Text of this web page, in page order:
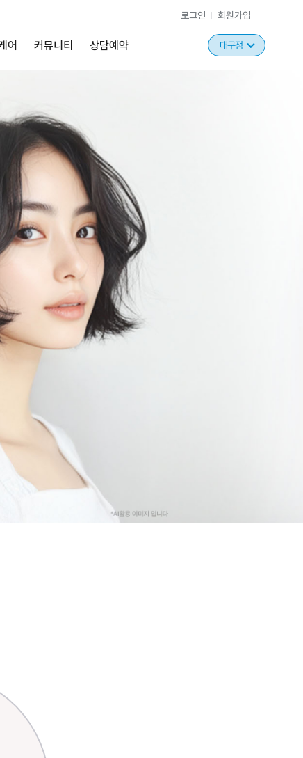
로그인 회원가입
어 커뮤니티 상담예약 대구점